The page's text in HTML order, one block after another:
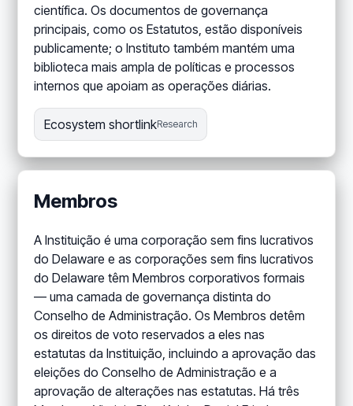
científica. Os documentos de governança
principais, como os Estatutos, estão disponíveis
publicamente; o Instituto também mantém uma
biblioteca mais ampla de políticas e processos
internos que apoiam as operações diárias.
Ecosystem shortlinkResearch
Membros
A Instituição é uma corporação sem fins lucrativos
do Delaware e as corporações sem fins lucrativos
do Delaware têm Membros corporativos formais
— uma camada de governança distinta do
Conselho de Administração. Os Membros detêm
os direitos de voto reservados a eles nas
estatutas da Instituição, incluindo a aprovação das
eleições do Conselho de Administração e a
aprovação de alterações nas estatutas. Há três